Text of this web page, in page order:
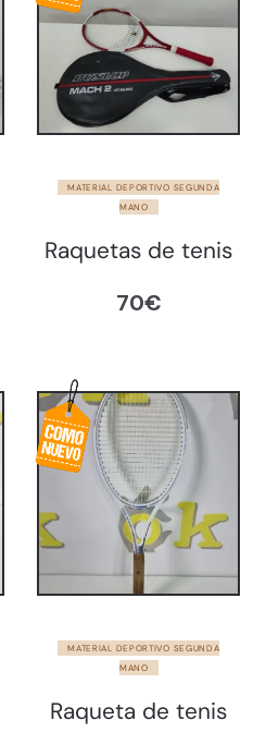
MATERIAL DEPORTIVO SEGUNDA
MANO
Raquetas de tenis
70€
MATERIAL DEPORTIVO SEGUNDA
MANO
Raqueta de tenis